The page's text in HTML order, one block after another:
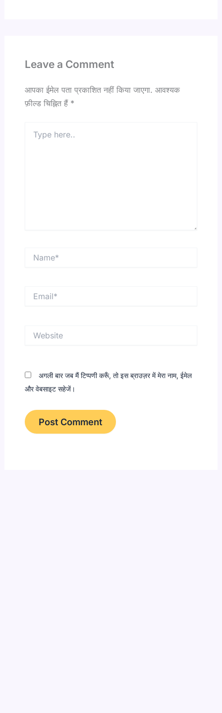
Leave a Comment
आपका ईमेल पता प्रकाशित नहीं किया जाएगा. आवश्यक
फ़ील्ड चिह्नित हैं *
here..
अगली बार जब मैं टिप्पणी करूँ, तो इस ब्राउज़र में मेरा नाम, ईमेल
और वेबसाइट सहेजें।